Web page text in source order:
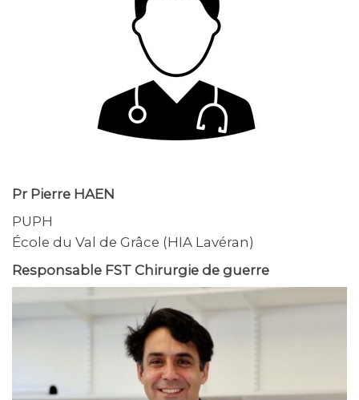
Pr Pierre HAEN
PUPH
École du Val de Grâce (HIA Lavéran)
Responsable FST Chirurgie de guerre